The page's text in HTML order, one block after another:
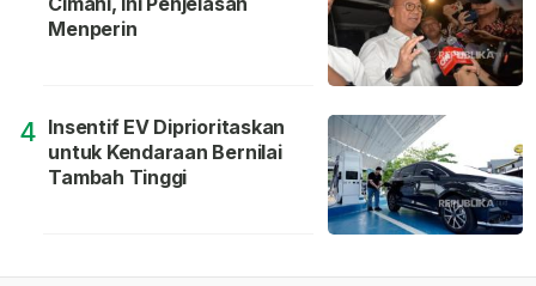
Menperin
4 Insentif EV Diprioritaskan
untuk Kendaraan Bernilai
Tambah Tinggi